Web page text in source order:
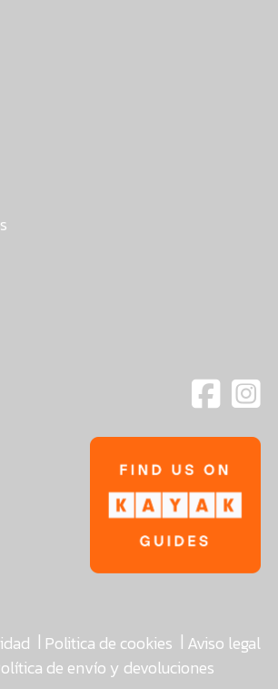
| Politica de cookies | Aviso legal
de envío y devoluciones